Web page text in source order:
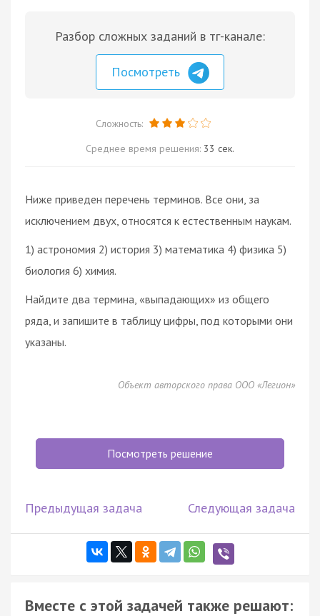
Разбор сложных заданий в тг-канале:
Посмотреть
Сложность:
Среднее время решения: 33 сек.
Ниже приведен перечень терминов. Все они, за
исключением двух, относятся к естественным наукам.
1) астрономия 2) история 3) математика 4) физика 5)
биология 6) химия.
Найдите два термина, «выпадающих» из общего
ряда, и запишите в таблицу цифры, под которыми они
указаны.
Объект авторского права ООО «Легион»
Посмотреть решение
Предыдущая задача Следующая задача
Вместе с этой задачей также решают: